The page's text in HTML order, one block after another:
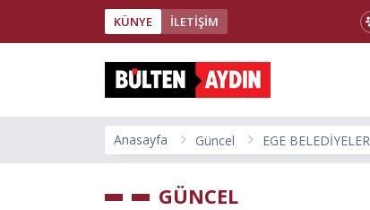
KÜNYE İLETİŞİM
Anasayfa Güncel EGE
GÜNCEL